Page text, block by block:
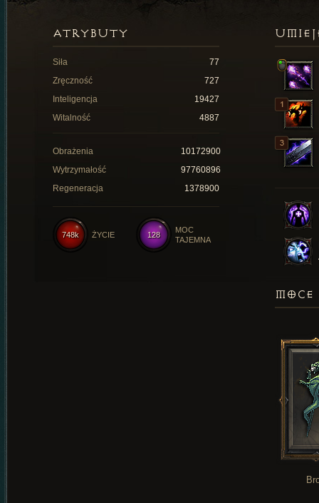
ATRYBUTY
Siła
77
Zręczność
727
Inteligencja
19427
Witalność
4887
Obrażenia
10172900
Wytrzymałość
97760896
Regeneracja
1378900
128
MOC
TAJEMNA
748k ŻYCIE